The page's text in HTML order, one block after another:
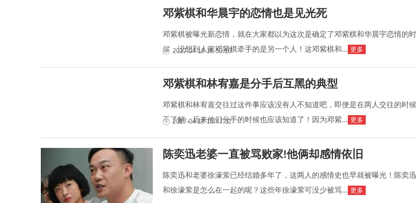
邓紫棋和华晨宇的恋情也是见光死
邓紫棋被曝光新恋情，就在大家都以为这次是确定了邓紫棋和华晨宇恋情的时
候，没想到人家邓紫棋牵手的是另一个人！这邓紫棋和... 更多
2017-04-19 16:50:15
邓紫棋和林宥嘉是分手后互黑的典型
邓紫棋和林宥嘉交往过这件事应该没有人不知道吧，即便是在两人交往的时候
不了解，后来他们分手的时候也应该知道了！因为邓紫... 更多
2017-04-19 16:47:32
陈奕迅老婆一直被骂败家!他俩却感情依旧
陈奕迅和老婆徐濠萦已经结婚多年了，这两人的感情史也早就被曝光！陈奕迅
和徐濠萦是怎么在一起的呢？这些年徐濠萦可没少被骂... 更多